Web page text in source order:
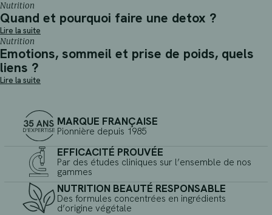
Nutrition
Quand et pourquoi faire une detox ?
Lire la suite
Nutrition
Emotions, sommeil et prise de poids, quels
liens ?
Lire la suite
MARQUE FRANÇAISE
Pionnière depuis 1985
EFFICACITÉ PROUVÉE
Par des études cliniques sur l’ensemble de nos
gammes
NUTRITION BEAUTÉ RESPONSABLE
Des formules concentrées en ingrédients
d’origine végétale